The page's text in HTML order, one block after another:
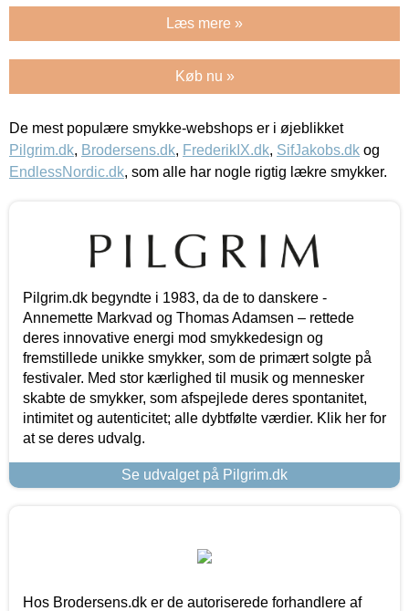
Læs mere »
Køb nu »
De mest populære smykke-webshops er i øjeblikket
Pilgrim.dk, Brodersens.dk, FrederikIX.dk, SifJakobs.dk og
EndlessNordic.dk, som alle har nogle rigtig lækre smykker.
Pilgrim.dk begyndte i 1983, da de to danskere -
Annemette Markvad og Thomas Adamsen – rettede
deres innovative energi mod smykkedesign og
fremstillede unikke smykker, som de primært solgte på
festivaler. Med stor kærlighed til musik og mennesker
skabte de smykker, som afspejlede deres spontanitet,
intimitet og autenticitet; alle dybtfølte værdier. Klik her for
at se deres udvalg.
Se udvalget på Pilgrim.dk
Hos Brodersens.dk er de autoriserede forhandlere af